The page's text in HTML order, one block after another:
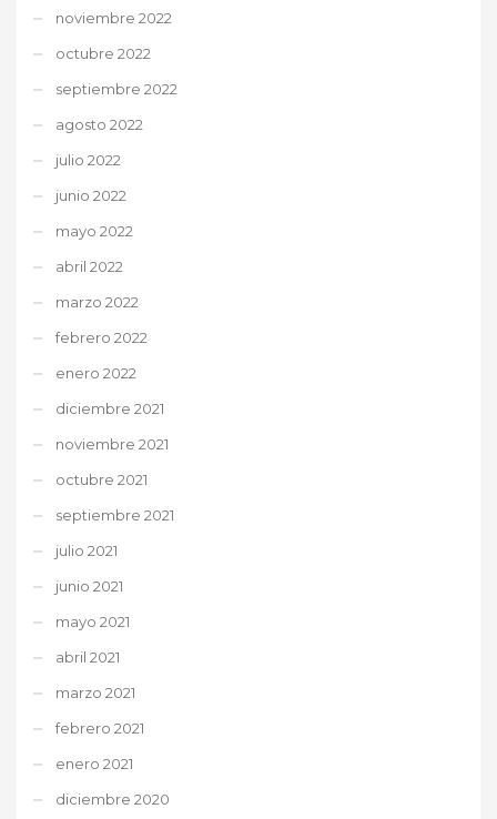
noviembre 2022
octubre 2022
septiembre 2022
agosto 2022
julio 2022
junio 2022
mayo 2022
abril 2022
marzo 2022
febrero 2022
enero 2022
diciembre 2021
noviembre 2021
octubre 2021
septiembre 2021
julio 2021
junio 2021
mayo 2021
abril 2021
marzo 2021
febrero 2021
enero 2021
diciembre 2020